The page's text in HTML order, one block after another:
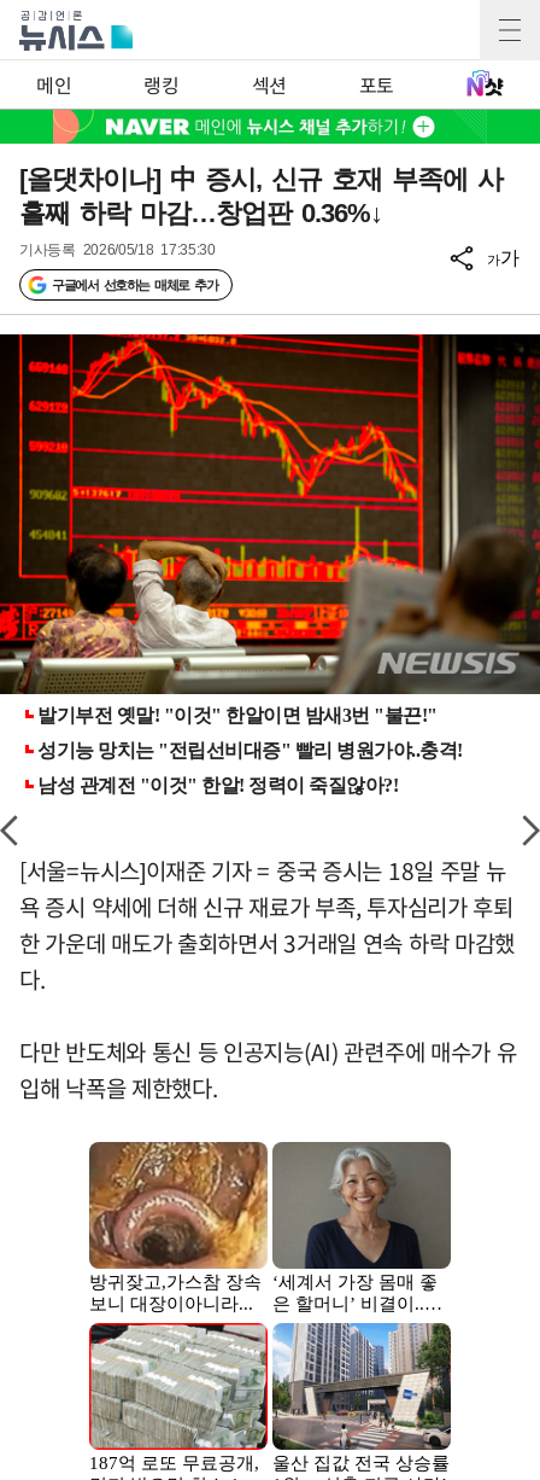
메인 랭킹 섹션 포토
[올댓차이나] 中 증시, 신규 호재 부족에 사
흘째 하락 마감…창업판 0.36%↓
기사등록 2026/05/18 17:35:30
구글에서 선호하는 매체로 추가
가가
[서울=뉴시스]이재준 기자 = 중국 증시는 18일 주말 뉴
욕 증시 약세에 더해 신규 재료가 부족, 투자심리가 후퇴
한 가운데 매도가 출회하면서 3거래일 연속 하락 마감했
다.
다만 반도체와 통신 등 인공지능(AI) 관련주에 매수가 유
입해 낙폭을 제한했다.